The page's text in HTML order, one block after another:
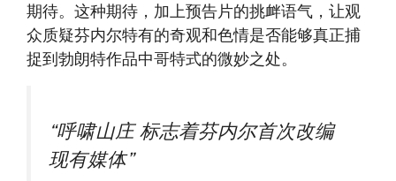
期待。这种期待，加上预告片的挑衅语气，让观
众质疑芬内尔特有的奇观和色情是否能够真正捕
捉到勃朗特作品中哥特式的微妙之处。
“呼啸山庄标志着芬内尔首次改编
现有媒体”